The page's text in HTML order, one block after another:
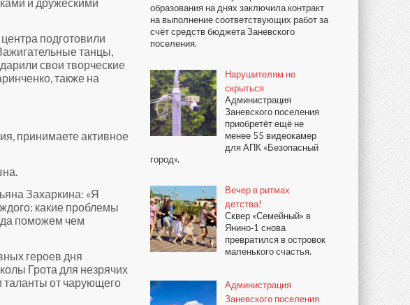
подготовили
танцы,
свои творческие
также на
принимаете активное
Захаркина: «Я
какие проблемы
поможем чем
героев дня
Грота для незрячих
таланты от чарующего
образования на днях заключила контракт
на выполнение соответствующих работ за
счёт средств бюджета Заневского
поселения.
Нарушителям не
скрыться
Администрация
Заневского поселения
приобретёт ещё не
менее 55 видеокамер
для АПК «Безопасный
город».
Вечер в ритмах
детства!
Сквер «Семейный» в
Янино‑1 снова
превратился в островок
маленького счастья.
Администрация
Заневского поселения